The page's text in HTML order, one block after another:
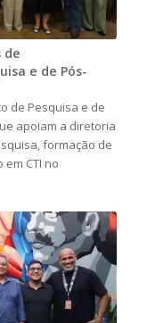
de
e de Pós-
de Pesquisa e de
apoiam a diretoria
formação de
CTI no